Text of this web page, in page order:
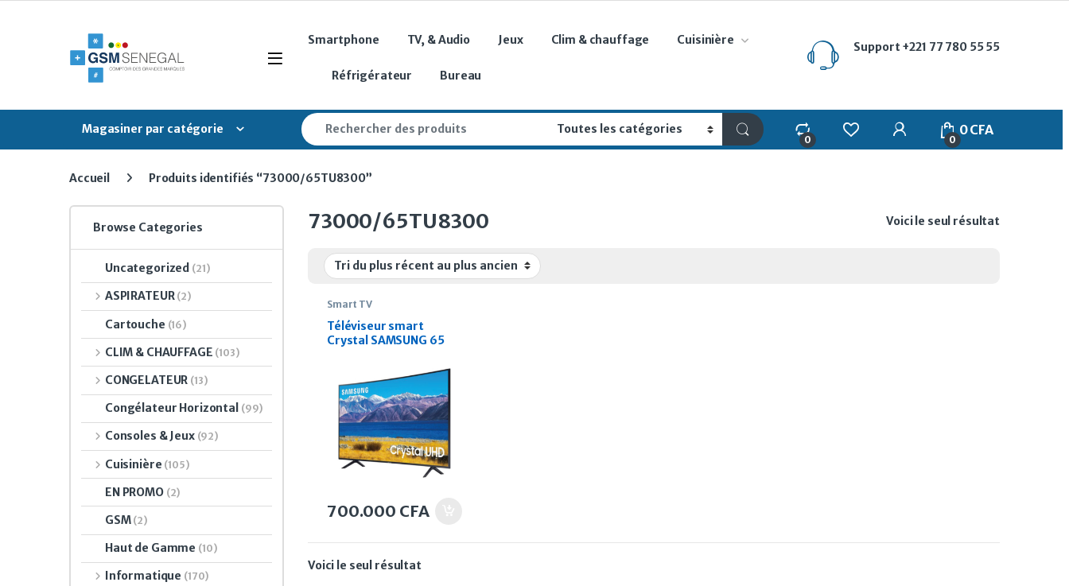
Open
Smartphone TV, & Audio Jeux Clim & chauffage Cuisinière
Réfrigérateur Bureau
Support +221 77 780 55 55
Magasiner par catégorie
Search for:
0
My Account
0
0CFA
Accueil Produits identifiés “73000/65TU8300”
73000/65TU8300 Voici le seul résultat
Smart TV
Téléviseur smart
Crystal SAMSUNG 65
73000/65TU8300 4K
UHD
700.000 CFA
Voici le seul résultat
Browse Categories
Uncategorized (21)
ASPIRATEUR (2)
Cartouche (16)
CLIM & CHAUFFAGE (103)
CONGELATEUR (13)
Congélateur Horizontal (99)
Consoles & Jeux (92)
Cuisinière (105)
EN PROMO (2)
GSM (2)
Haut de Gamme (10)
Informatique (170)